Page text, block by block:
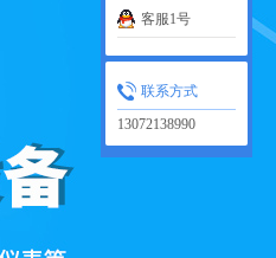
客服1号
联系方式
13072138990